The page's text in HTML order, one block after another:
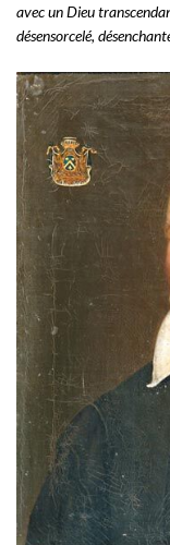
avec un Dieu
désensorcelé,